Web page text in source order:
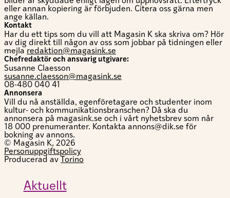
eller annan kopiering är förbjuden. Citera oss gärna men
ange källan.
Kontakt
Har du ett tips som du vill att Magasin K ska skriva om? Hör
av dig direkt till någon av oss som jobbar på tidningen eller
mejla redaktion@magasink.se
Chefredaktör och ansvarig utgivare:
Susanne Claesson
susanne.claesson@magasink.se
08-480 040 41
Annonsera
Vill du nå anställda, egenföretagare och studenter inom
kultur- och kommunikationsbranschen? Då ska du
annonsera på magasink.se och i vårt nyhetsbrev som når
18 000 prenumeranter. Kontakta annons@dik.se för
bokning av annons.
© Magasin K, 2026
Personuppgiftspolicy
Producerad av Torino
Aktuellt